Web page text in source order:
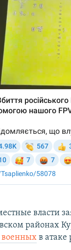
власти
районах
военных в атаке